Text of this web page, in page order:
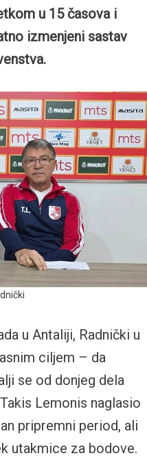
u 15 časova i
izmenjeni sastav
u Antaliji, Radnički u
ciljem – da
se od donjeg dela
Lemonis naglasio
pripremni period, ali
utakmice za bodove.